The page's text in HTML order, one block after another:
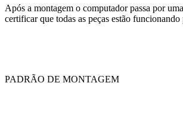
Após a montagem o computador passa por
certificar que todas as peças estão funcionando
PADRÃO DE MONTAGEM